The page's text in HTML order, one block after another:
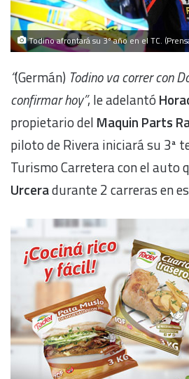
Todino afrontará su 3º año en el TC.
“(Germán) Todino va correr con
confirmar hoy”, le adelantó
propietario del Maquin Parts
piloto de Rivera iniciará su 3ª
Turismo Carretera con el auto
Urceradurante 2 carreras en